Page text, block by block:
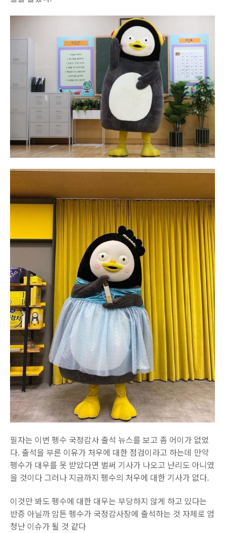
필자는 이번 펭수 국정감사 출석 뉴스를 보고 좀 어이가 없었
다. 출석을 부른 이유가 처우에 대한 점검이라고 하는데 만약
펭수가 대우를 못 받았다면 벌써 기사가 나오고 난리도 아니였
을 것이다 그러나 지금까지 펭수의 처우에 대한 기사가 없다.
이것만 봐도 펭수에 대한 대우는 부당하지 않게 하고 있다는
반증 아닐까 암튼 펭수가 국정감사장에 출석하는 것 자체로 엄
청난 이슈가 될 것 같다